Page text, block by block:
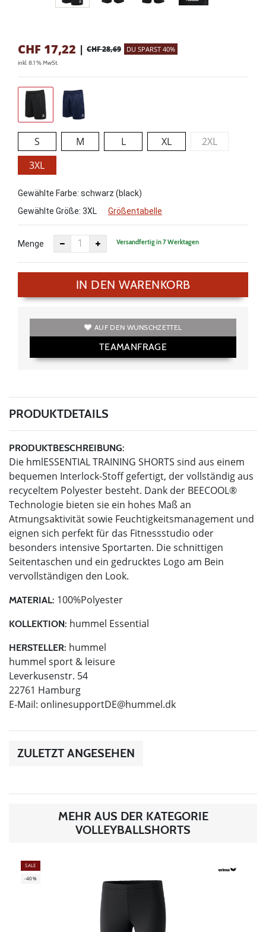
CHF 17,22 | CHF 28,69 DU SPARST 40%
inkl. 8.1 % MwSt.
S M L XL
2XL
3XL
Gewählte Farbe: schwarz (black)
Gewählte Größe: 3XL Größentabelle
Menge Versandfertig in 7 Werktagen
IN DEN WARENKORB
AUF DEN WUNSCHZETTEL
TEAMANFRAGE
PRODUKTDETAILS
PRODUKTBESCHREIBUNG:
Die hmlESSENTIAL TRAINING SHORTS sind aus einem
bequemen Interlock-Stoff gefertigt, der vollständig aus
recyceltem Polyester besteht. Dank der BEECOOL®
Technologie bieten sie ein hohes Maß an
Atmungsaktivität sowie Feuchtigkeitsmanagement und
eignen sich perfekt für das Fitnessstudio oder
besonders intensive Sportarten. Die schnittigen
Seitentaschen und ein gedrucktes Logo am Bein
vervollständigen den Look.
MATERIAL: 100%Polyester
KOLLEKTION: hummel Essential
HERSTELLER: hummel
hummel sport & leisure
Leverkusenstr. 54
22761 Hamburg
E-Mail: onlinesupportDE@hummel.dk
ZULETZT ANGESEHEN
MEHR AUS DER KATEGORIE
VOLLEYBALLSHORTS
SALE
-40%